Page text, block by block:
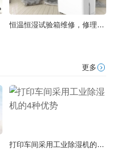
恒温恒湿试验箱维修，修理不限品牌，快速上门修复
更多
打印车间采用工业除湿机的4种优势